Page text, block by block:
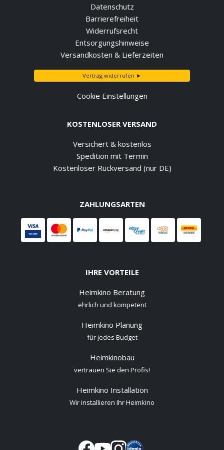
Datenschutz
Barrierefreiheit
Widerrufsrecht
Entsorgungshinweise
Versandkosten & Lieferzeiten
Vertrag widerrufen ►
Cookie Einstellungen
KOSTENLOSER VERSAND
Versichert & kostenlos
Spedition mit Termin
Kostenloser Rückversand (nur DE)
ZAHLUNGSARTEN
IHRE VORTEILE
Heimkino Beratung
ehrlich und kompetent
Heimkino Planung
für jedes Budget
Heimkinobau
vertrauen Sie den Profis!
Heimkino Installation
Wir installieren Ihr Heimkino